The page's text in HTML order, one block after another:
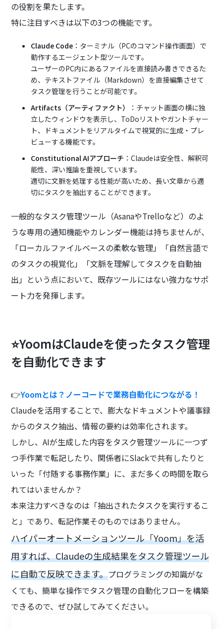
の役割を果たします。
特に注目すべきは以下の3つの機能です。
Claude Code ：ターミナル（PCのコマンド操作画面）で
動作するエージェント型ツールです。
ユーザーのPC内にあるファイルを直接読み書きできるた
め、テキストファイル（Markdown）を直接編集させて
タスク管理を行うことが可能です。
Artifacts（アーティファクト）
：チャット画面の横に独
立したウィンドウを表示し、ToDoリストやガントチャー
ト、ドキュメントをリアルタイムで視覚的に生成・プレ
ビューする機能です。
Constitutional AIアプローチ ：Claudeは安全性、解釈可
能性、深い推論を重視しています。
適切に文脈を処理する性能が高いため、長い文章から適
切にタスクを抽出することができます。
一般的なタスク管理ツール（AsanaやTrelloなど）のよ
うな専用の通知機能やカレンダー機能は持ちませんが、
「ローカルファイルベースの柔軟な管理」「自然言語で
のタスクの視覚化」「文脈を理解してタスクを自動抽
出」という点において、既存ツールにはない強力なサポ
ート力を発揮します。
⭐YoomはClaudeを使ったタスク管理
を自動化できます
👉Yoomとは？ノーコードで業務自動化につながる！
Claudeを活用することで、膨大なドキュメントや議事録
からのタスク抽出、情報の要約は効率化されます。
しかし、AIが生成した内容をタスク管理ツールに一つず
つ手作業で転記したり、関係者にSlackで共有したりと
いった「付随する事務作業」に、まだ多くの時間を取ら
れてはいませんか？
本来注力すべきなのは「抽出されたタスクを実行するこ
と」であり、転記作業そのものではありません。
ハイパーオートメーションツール「Yoom」を活
用すれば、Claudeの生成結果をタスク管理ツール
に自動で反映できます。プログラミングの知識がな
くても、簡単な操作でタスク管理の自動化フローを構築
できるので、ぜひ試してみてください。